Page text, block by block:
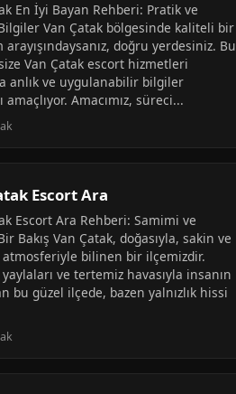
En İyi Bayan Rehberi: Pratik ve
Van Çatak bölgesinde kaliteli bir
arayışındaysanız, doğru yerdesiniz. Bu
Van Çatak escort hizmetleri
anlık ve uygulanabilir bilgiler
amaçlıyor. Amacımız, süreci...
Escort Ara
Escort Ara Rehberi: Samimi ve
Bakış Van Çatak, doğasıyla, sakin ve
bilinen bir ilçemizdir.
yaylaları ve tertemiz havasıyla insanın
bu güzel ilçede, bazen yalnızlık hissi